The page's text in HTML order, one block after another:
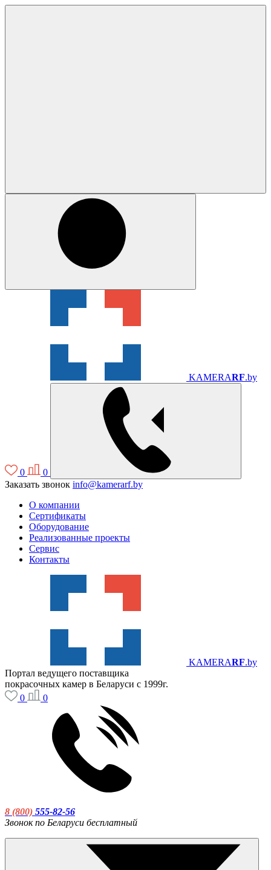
KAMERARF.by
0
0
Заказать звонок info@kamerarf.by
О компании
Сертификаты
Оборудование
Реализованные проекты
Сервис
Контакты
KAMERARF.by
Портал ведущего поставщика
покрасочных камер в Беларуси с 1999г.
0
0
8 (800) 555-82-56
Звонок по Беларуси бесплатный